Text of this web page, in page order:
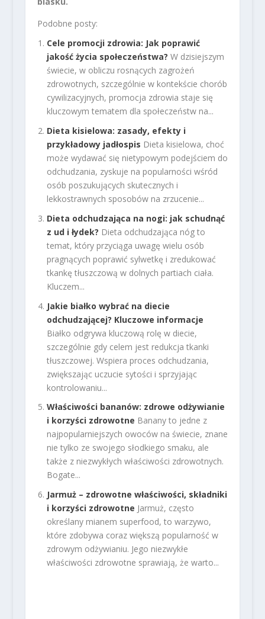
Podobne posty:
Cele promocji zdrowia: Jak poprawić
jakość życia społeczeństwa? W dzisiejszym
świecie, w obliczu rosnących zagrożeń
zdrowotnych, szczególnie w kontekście chorób
cywilizacyjnych, promocja zdrowia staje się
kluczowym tematem dla społeczeństw na...
Dieta kisielowa: zasady, efekty i
przykładowy jadłospis Dieta kisielowa, choć
może wydawać się nietypowym podejściem do
odchudzania, zyskuje na popularności wśród
osób poszukujących skutecznych i
lekkostrawnych sposobów na zrzucenie...
Dieta odchudzająca na nogi: jak schudnąć
z ud i łydek? Dieta odchudzająca nóg to
temat, który przyciąga uwagę wielu osób
pragnących poprawić sylwetkę i zredukować
tkankę tłuszczową w dolnych partiach ciała.
Kluczem...
Jakie białko wybrać na diecie
odchudzającej? Kluczowe informacje
Białko odgrywa kluczową rolę w diecie,
szczególnie gdy celem jest redukcja tkanki
tłuszczowej. Wspiera proces odchudzania,
zwiększając uczucie sytości i sprzyjając
kontrolowaniu...
Właściwości bananów: zdrowe odżywianie
i korzyści zdrowotne Banany to jedne z
najpopularniejszych owoców na świecie, znane
nie tylko ze swojego słodkiego smaku, ale
także z niezwykłych właściwości zdrowotnych.
Bogate...
Jarmuż – zdrowotne właściwości, składniki
i korzyści zdrowotne Jarmuż, często
określany mianem superfood, to warzywo,
które zdobywa coraz większą popularność w
zdrowym odżywianiu. Jego niezwykłe
właściwości zdrowotne sprawiają, że warto...